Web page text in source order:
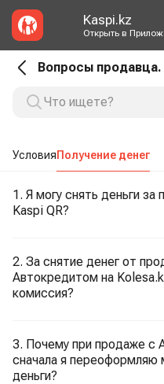
Kaspi.kz
Открыть в
УсловияПолучение денег
1. Я могу снять деньги
Kaspi QR?
2. За снятие денег от
Автокредитом на
комиссия?
3. Почему при продаже с
сначала я переоформляю
деньги?